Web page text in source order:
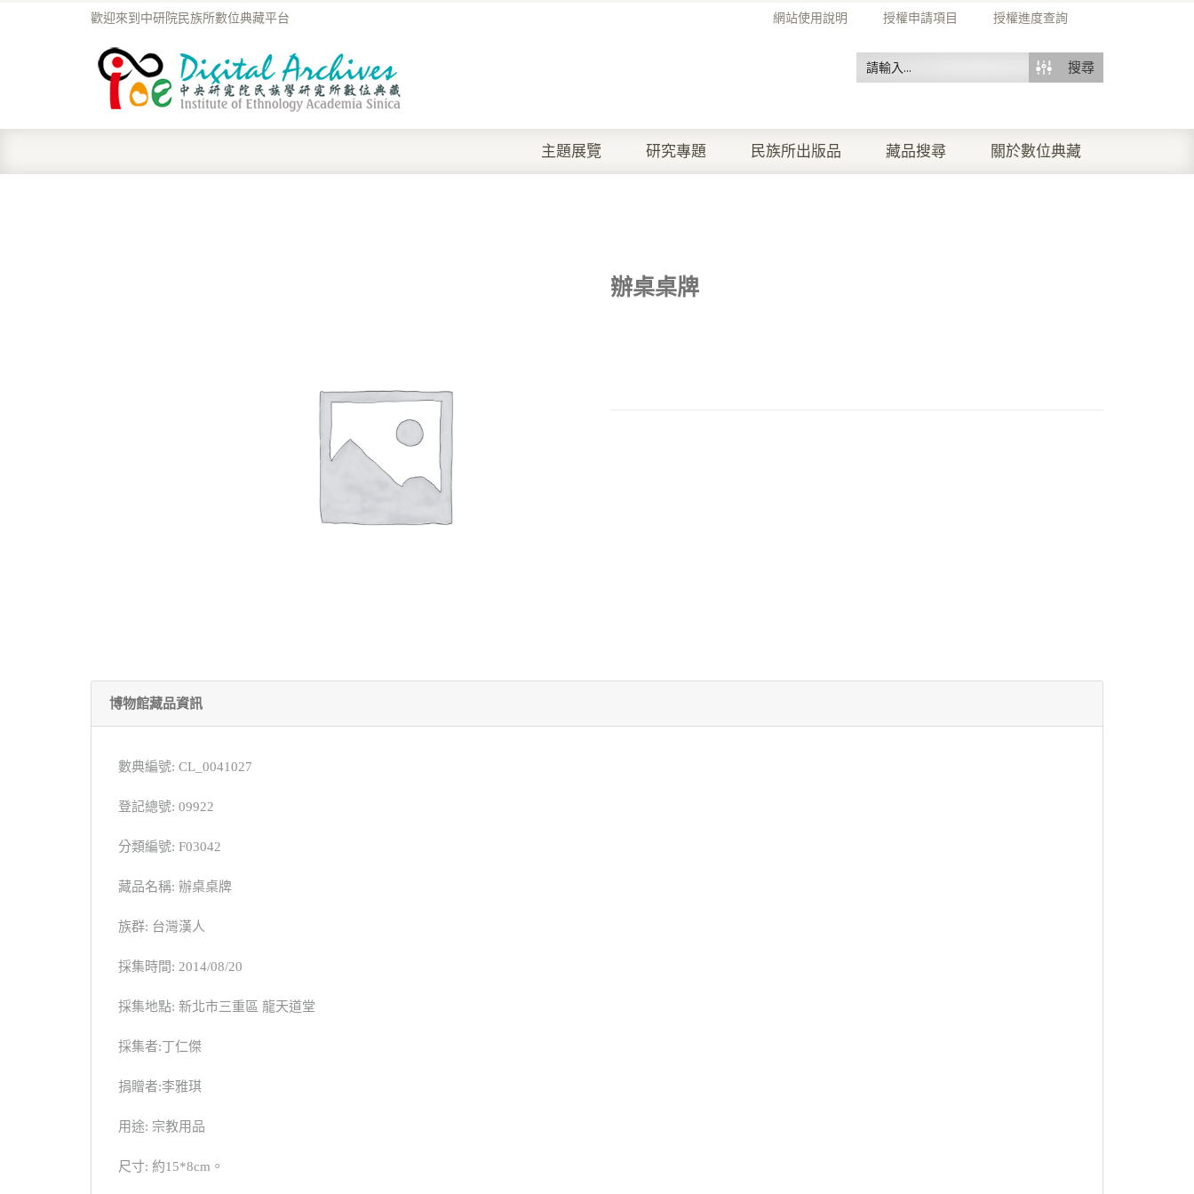
網站使用說明 授權申請項目 授權進度查詢
歡迎來到中研院民族所數位典藏平台
搜尋
主題展覽 研究專題 民族所出版品 藏品搜尋 關於數位典藏
辦桌桌牌
博物館藏品資訊
數典編號: CL_0041027
登記總號: 09922
分類編號: F03042
藏品名稱: 辦桌桌牌
族群: 台灣漢人
採集時間: 2014/08/20
採集地點: 新北市三重區 龍天道堂
採集者:丁仁傑
捐贈者:李雅琪
用途: 宗教用品
尺寸: 約15*8cm。